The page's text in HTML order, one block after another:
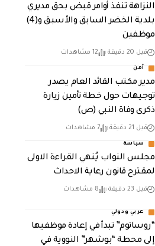
النزاهة تنفذ أوامر قبض بحق مديري
بلدية الخضر السابق والأسبق و(4)
موظفين
قبل 20 دقيقة 12 مشاهدات
أمن
مدير مكتب القائد العام يصدر
توجيهات حول خطة تأمين زيارة
ذكرى وفاة النبي (ص)
قبل 21 دقيقة 7 مشاهدات
سياسة
مجلس النواب يُنهي القراءة الاولى
لمقترح قانون رعاية الاحداث
قبل 23 دقيقة 8 مشاهدات
عربي ودولي
“روساتوم” تبدأ في إعادة موظفيها
إلى محطة “بوشهر” النووية في